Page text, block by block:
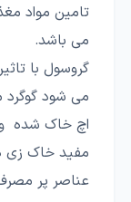
تامین مواد
می باشد.
گروسول با
می شود
اچ خاک شده و
مفید خاک زی
عناصر پر